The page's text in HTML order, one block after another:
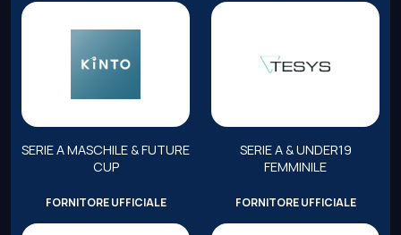
SERIE A MASCHILE & FUTURE
CUP
SERIE A & UNDER19
FEMMINILE
FORNITORE UFFICIALE FORNITORE UFFICIALE